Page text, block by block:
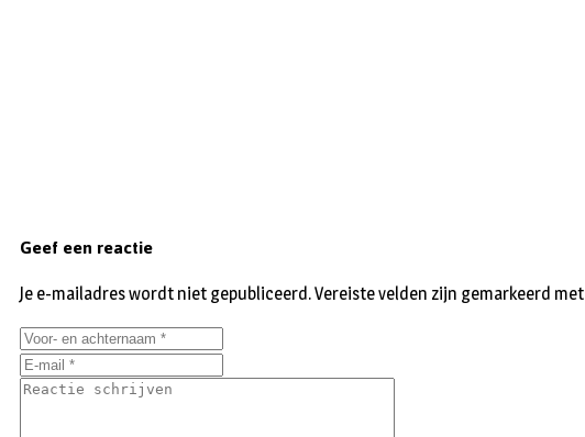
Geef een reactie
Je e-mailadres wordt niet gepubliceerd.Vereiste velden zijn gemarkeerd met